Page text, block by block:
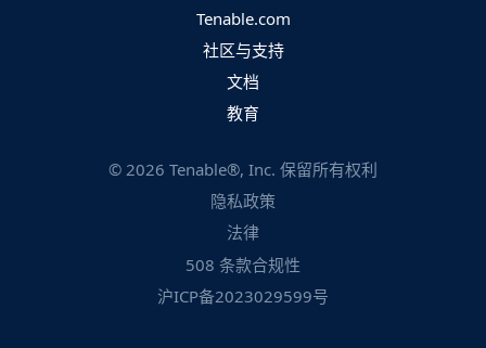
Tenable.com
社区与支持
文档
教育
© 2026 Tenable®, Inc. 保留所有权利
隐私政策
法律
508 条款合规性
沪ICP备2023029599号